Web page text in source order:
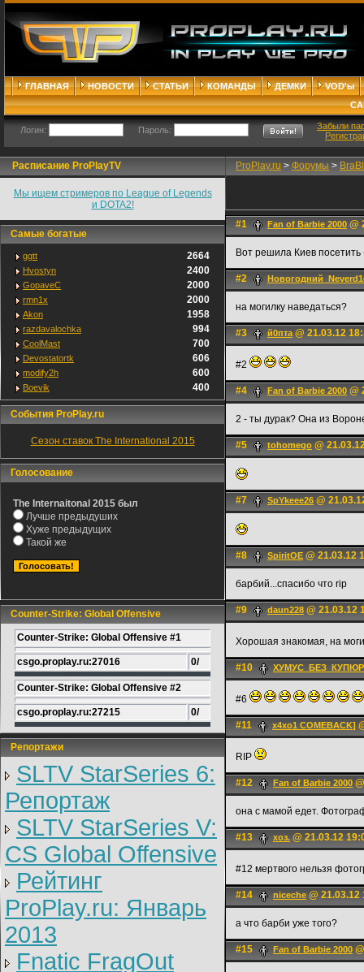
ГЛАВНАЯ НОВОСТИ СТАТЬИ КОМАНДЫ ДЕМКИ
VOD'ы
Логин: Пароль:
Забыли
Расписание ProPlayTV
Мы ищем стримеров по League of Legends
и DOTA2!
Самые богатые
ggtt 2664
Hvostyn 2400
GopaveC 2000
rmn1x 2000
Akon 1958
razdavalochka 994
CoolMast 700
Devostatortk 606
modify2h 600
Boevik 400
События ProPlay.ru
Сезон ставок The International 2015
Голосование
The Internaitonal 2015 был
Лучше предыдуших
Хуже предыдущих
Такой же
Counter-Strike: Global Offensive
Counter-Strike: Global Offensive #1
csgo.proplay.ru:27016 0/
Counter-Strike: Global Offensive #2
csgo.proplay.ru:27215 0/
Репортажи
SLTV StarSeries 6:
Репортаж
SLTV StarSeries V:
CS Global Offensive
Рейтинг
ProPlay.ru: Январь
2013
Fnatic FragOut
ProPlay.ru > Форумы >
#1 Fan of Barbie 2000 @
Вот решила Киев посетить
#2
на могилку наведаться?
#3 й0пта@ 21.03.12
#2
#4 Fan of Barbie 2000 @
2 - ты дурак? Она из
#5 tohomego @
#7 SpYkeee26 @
#8 SpiritOE @ 21.03.12
барбий...спасибо что rip
#9 daun228 @ 21.03.12
Хорошая знакомая, на
#10 ХУМУС_БЕЗ_КУПЮР
#6
#11 x4xo1 COMEBACK]
RIP
#12 Fan of Barbie 2000
она с мамой едет.
#13 хоз. @ 21.03.12
#12 мертвого нельзя
#14 niceche @ 21.03.12
а что барби уже того?
#15 Fan of Barbie 2000